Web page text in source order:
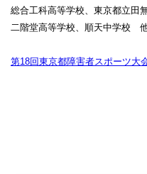
総合工科高等学校、東京都立田
二階堂高等学校、順天中学校
第18回東京都障害者スポーツ大